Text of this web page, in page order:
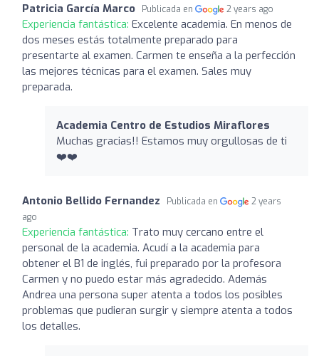
Patricia García Marco Publicada en 2 years ago
Experiencia fantástica: Excelente academia. En menos de
dos meses estás totalmente preparado para
presentarte al examen. Carmen te enseña a la perfección
las mejores técnicas para el examen. Sales muy
preparada.
Academia Centro de Estudios Miraflores
Muchas gracias!! Estamos muy orgullosas de ti
❤️❤️
Antonio Bellido Fernandez Publicada en
2 years
ago
Experiencia fantástica: Trato muy cercano entre el
personal de la academia. Acudí a la academia para
obtener el B1 de inglés, fui preparado por la profesora
Carmen y no puedo estar más agradecido. Además
Andrea una persona super atenta a todos los posibles
problemas que pudieran surgir y siempre atenta a todos
los detalles.